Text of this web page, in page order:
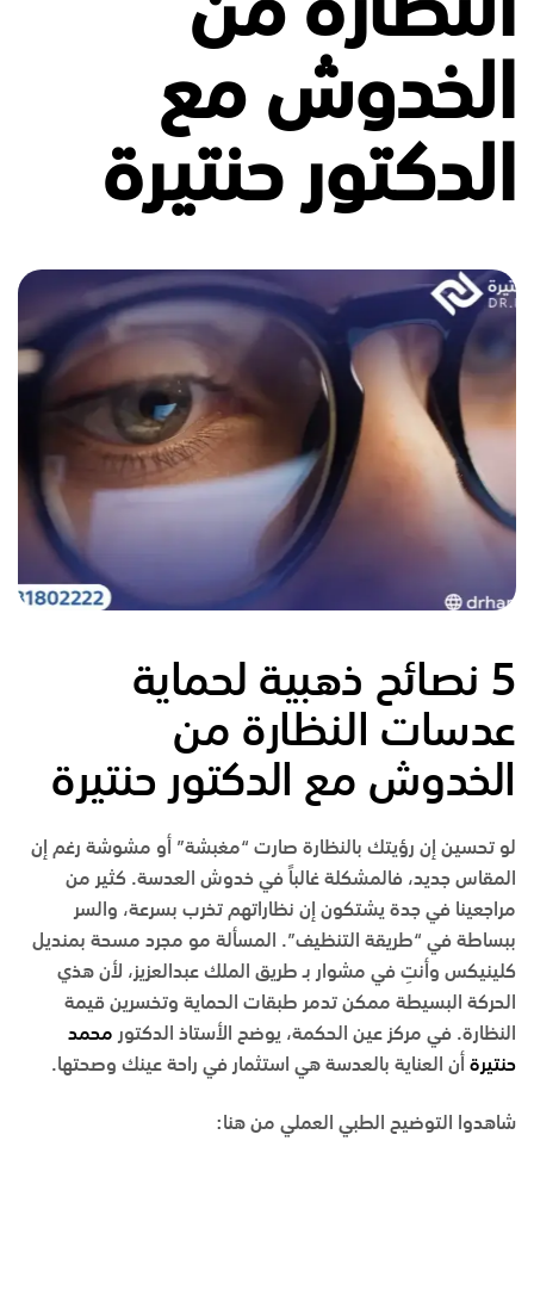
النظارة من
الخدوش مع
الدكتور حنتيرة
5 نصائح ذهبية لحماية
عدسات النظارة من
الخدوش مع الدكتور حنتيرة
لو تحسين إن رؤيتك بالنظارة صارت “مغبشة” أو مشوشة رغم إن
المقاس جديد، فالمشكلة غالباً في خدوش العدسة. كثير من
مراجعينا في جدة يشتكون إن نظاراتهم تخرب بسرعة، والسر
ببساطة في “طريقة التنظيف”. المسألة مو مجرد مسحة بمنديل
كلينيكس وأنتِ في مشوار بـ طريق الملك عبدالعزيز، لأن هذي
الحركة البسيطة ممكن تدمر طبقات الحماية وتخسرين قيمة
النظارة. في مركز عين الحكمة، يوضح الأستاذ الدكتور محمد
حنتيرة أن العناية بالعدسة هي استثمار في راحة عينك وصحتها.
شاهدوا التوضيح الطبي العملي من هنا: